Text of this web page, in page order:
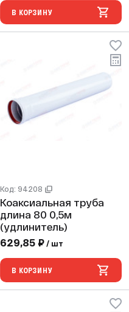
В КОРЗИНУ
Код: 94208
Коаксиальная труба
длина 80 0,5м
(удлинитель)
629,85 ₽ / шт
В КОРЗИНУ